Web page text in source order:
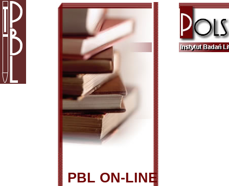
PBL ON-LINE